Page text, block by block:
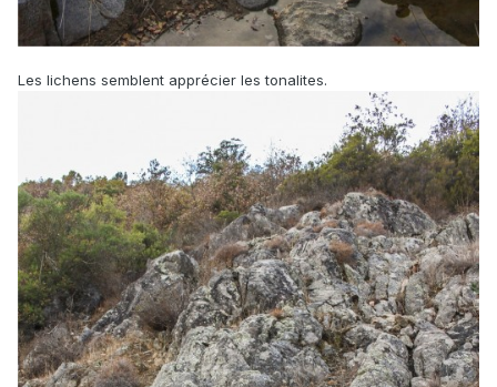
Les lichens semblent apprécier les tonalites.